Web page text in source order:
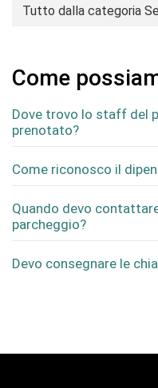
Tutto dalla categoria
Come
Dove trovo lo staff del
prenotato?
Come riconosco il
Quando devo
parcheggio?
Devo consegnare le